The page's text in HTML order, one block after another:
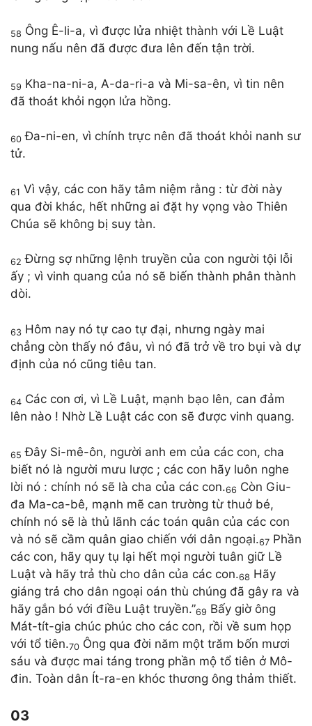
58 Ông Ê-li-a, vì được lửa nhiệt thành với Lề Luật
nung nấu nên đã được đưa lên đến tận trời.
59 Kha-na-ni-a, A-da-ri-a và Mi-sa-ên, vì tin nên
đã thoát khỏi ngọn lửa hồng.
60 Đa-ni-en, vì chính trực nên đã thoát khỏi nanh sư
tử.
61 Vì vậy, các con hãy tâm niệm rằng : từ đời này
qua đời khác, hết những ai đặt hy vọng vào Thiên
Chúa sẽ không bị suy tàn.
62 Đừng sợ những lệnh truyền của con người tội lỗi
ấy ; vì vinh quang của nó sẽ biến thành phân thành
dòi.
63 Hôm nay nó tự cao tự đại, nhưng ngày mai
chẳng còn thấy nó đâu, vì nó đã trở về tro bụi và dự
định của nó cũng tiêu tan.
64 Các con ơi, vì Lề Luật, mạnh bạo lên, can đảm
lên nào ! Nhờ Lề Luật các con sẽ được vinh quang.
65 Đây Si-mê-ôn, người anh em của các con, cha
biết nó là người mưu lược ; các con hãy luôn nghe
lời nó : chính nó sẽ là cha của các con.66 Còn Giu-
đa Ma-ca-bê, mạnh mẽ can trường từ thuở bé,
chính nó sẽ là thủ lãnh các toán quân của các con
và nó sẽ cầm quân giao chiến với dân ngoại.67 Phần
các con, hãy quy tụ lại hết mọi người tuân giữ Lề
Luật và hãy trả thù cho dân của các con.68 Hãy
giáng trả cho dân ngoại oán thù chúng đã gây ra và
hãy gắn bó với điều Luật truyền.”69 Bấy giờ ông
Mát-tít-gia chúc phúc cho các con, rồi về sum họp
với tổ tiên.70 Ông qua đời năm một trăm bốn mươi
sáu và được mai táng trong phần mộ tổ tiên ở Mô-
đin. Toàn dân Ít-ra-en khóc thương ông thảm thiết.
03